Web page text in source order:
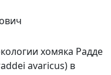
хомяка Радде
avaricus) в